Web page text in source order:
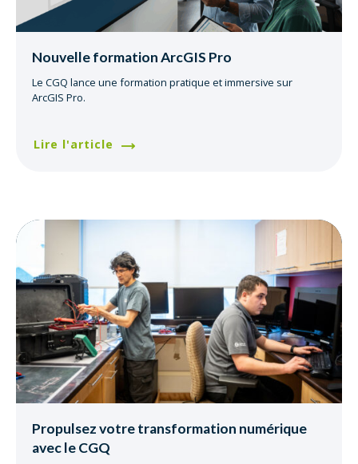
Nouvelle formation ArcGIS Pro
Le CGQ lance une formation pratique et immersive sur
ArcGIS Pro.
Lire l'article
Propulsez votre transformation numérique
avec le CGQ